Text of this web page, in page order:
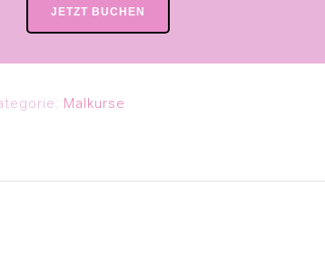
JETZT BUCHEN
Malkurse